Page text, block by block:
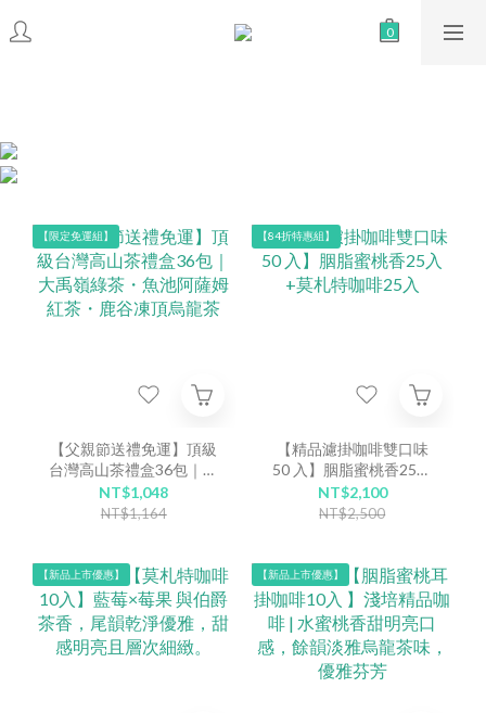
【限定免運組】
【父親節送禮免運】頂級
台灣高山茶禮盒36包｜大
禹嶺綠茶・魚池阿薩姆紅
茶・鹿谷凍頂烏龍茶
NT$1,048
NT$1,164
【84折特惠組】
【精品濾掛咖啡雙口味
50 入】胭脂蜜桃香25入
+莫札特咖啡25入
NT$2,100
NT$2,500
【新品上市優惠】 【新品上市優惠】